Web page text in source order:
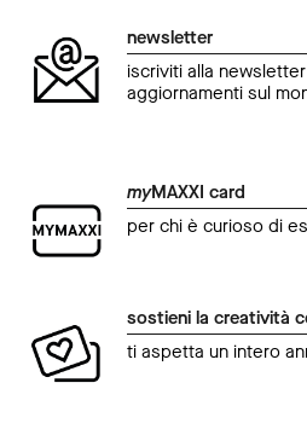
newsletter
iscriviti alla
aggiornamenti sul
myMAXXI card
per chi è curioso di
sostieni la creatività
ti aspetta un intero